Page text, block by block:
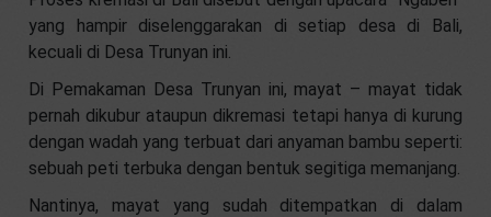
yang hampir diselenggarakan di setiap desa di Bali,
kecuali di Desa Trunyan ini.
Di Pemakaman Desa Trunyan ini, mayat – mayat tidak
pernah dikubur ataupun dikremasi tetapi hanya di kurung
dengan wadah yang terbuat dari anyaman bambu seperti:
sebuah peti terbuka dengan bentuk segitiga memanjang.
Nantinya, mayat yang sudah ditempatkan di dalam